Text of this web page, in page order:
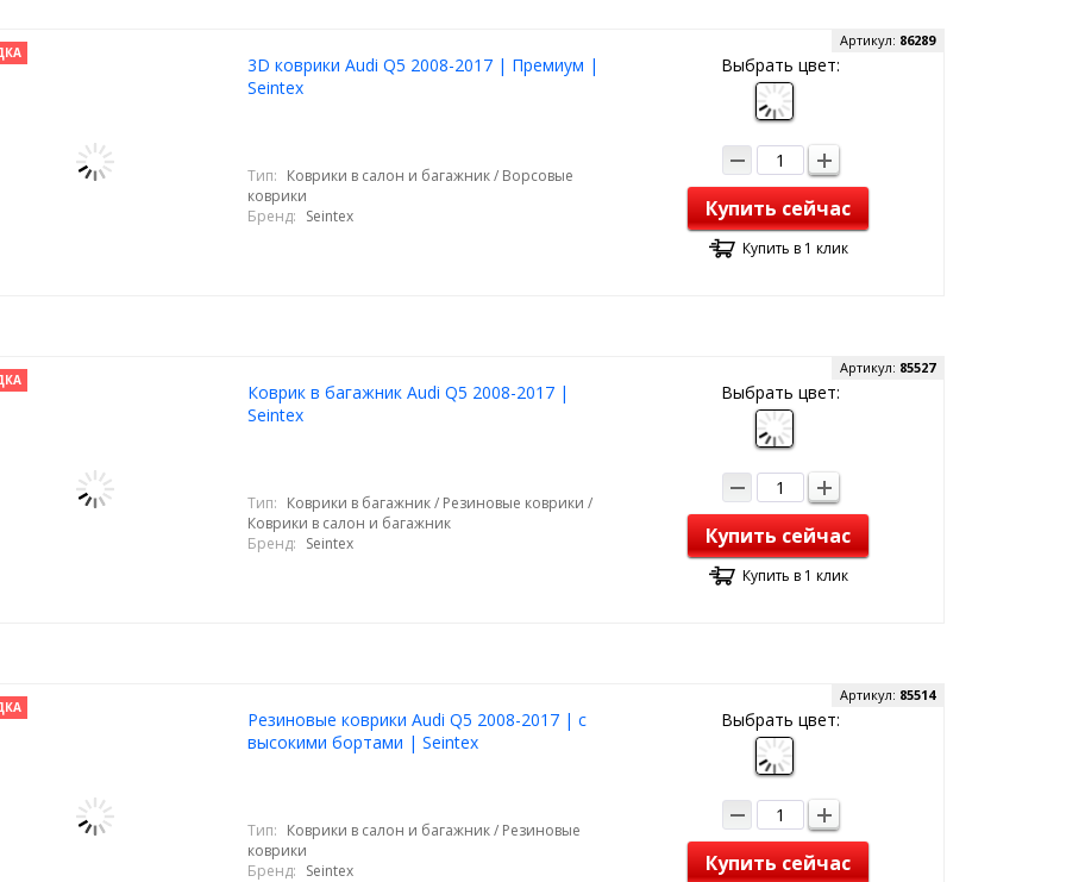
3D коврики Audi Q5 2008-2017 | Премиум |
Seintex
Артикул: 86289
Тип: Коврики в салон и багажник / Ворсовые
коврики
Бренд: Seintex
Выбрать цвет:
Купить сейчас
Купить в 1 клик
Коврик в багажник Audi Q5 2008-2017 |
Seintex
Артикул: 85527
Тип: Коврики в багажник / Резиновые коврики /
Коврики в салон и багажник
Бренд: Seintex
Выбрать цвет:
Купить сейчас
Купить в 1 клик
Резиновые коврики Audi Q5 2008-2017 | с
высокими бортами | Seintex
Артикул: 85514
Тип: Коврики в салон и багажник / Резиновые
коврики
Бренд: Seintex
Выбрать цвет:
Купить сейчас